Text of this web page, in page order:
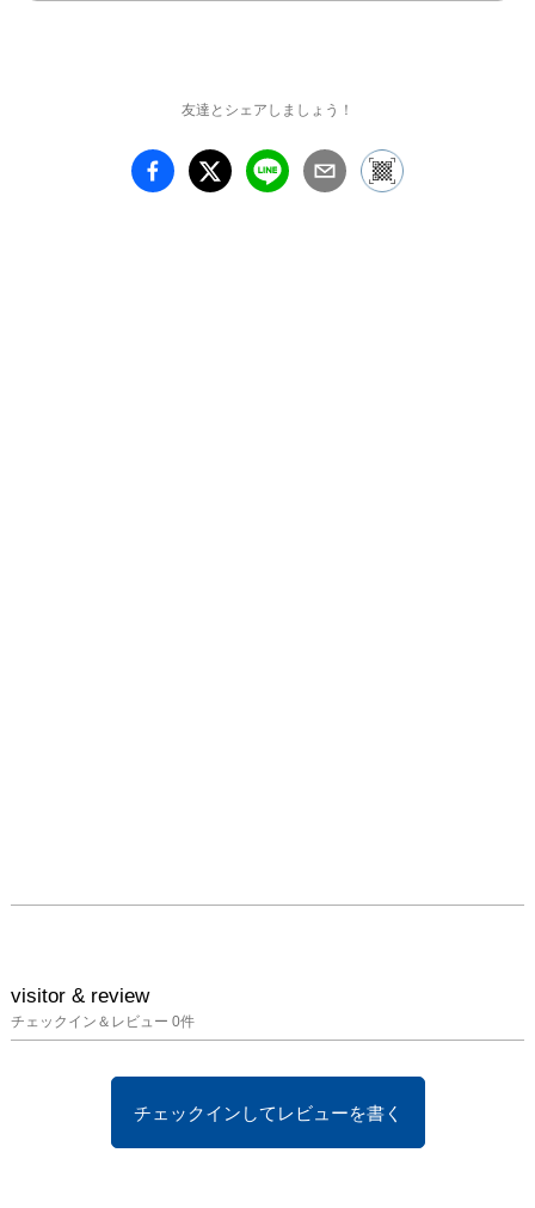
友達とシェアしましょう！
visitor & review
チェックイン＆レビュー 0件
チェックインしてレビューを書く